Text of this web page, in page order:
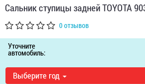
Сальник ступицы задней TOYOTA
0 отзывов
Уточните
автомобиль:
Выберите год